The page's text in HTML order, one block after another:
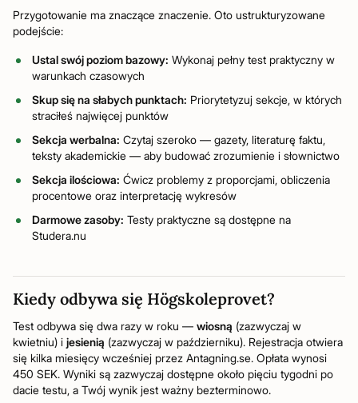
Przygotowanie ma znaczące znaczenie. Oto ustrukturyzowane
podejście:
Ustal swój poziom bazowy: Wykonaj pełny test praktyczny w
warunkach czasowych
Skup się na słabych punktach: Priorytetyzuj sekcje, w których
straciłeś najwięcej punktów
Sekcja werbalna: Czytaj szeroko — gazety, literaturę faktu,
teksty akademickie — aby budować zrozumienie i słownictwo
Sekcja ilościowa: Ćwicz problemy z proporcjami, obliczenia
procentowe oraz interpretację wykresów
Darmowe zasoby: Testy praktyczne są dostępne na
Studera.nu
Kiedy odbywa się Högskoleprovet?
Test odbywa się dwa razy w roku — wiosną (zazwyczaj w
kwietniu) i jesienią (zazwyczaj w październiku). Rejestracja otwiera
się kilka miesięcy wcześniej przez Antagning.se. Opłata wynosi
450 SEK. Wyniki są zazwyczaj dostępne około pięciu tygodni po
dacie testu, a Twój wynik jest ważny bezterminowo.